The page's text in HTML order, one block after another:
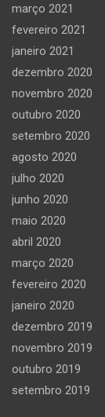
março 2021
fevereiro 2021
janeiro 2021
dezembro 2020
novembro 2020
outubro 2020
setembro 2020
agosto 2020
julho 2020
junho 2020
maio 2020
abril 2020
março 2020
fevereiro 2020
janeiro 2020
dezembro 2019
novembro 2019
outubro 2019
setembro 2019